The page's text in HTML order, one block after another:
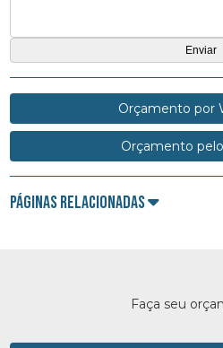
Orçamento por
Orçamento
Páginas Relacionadas
Faça seu